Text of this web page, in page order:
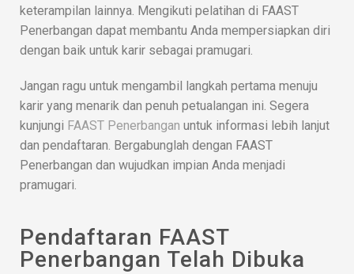
keterampilan lainnya. Mengikuti pelatihan di FAAST
Penerbangan dapat membantu Anda mempersiapkan diri
dengan baik untuk karir sebagai pramugari.
Jangan ragu untuk mengambil langkah pertama menuju
karir yang menarik dan penuh petualangan ini. Segera
kunjungi FAAST Penerbangan untuk informasi lebih lanjut
dan pendaftaran. Bergabunglah dengan FAAST
Penerbangan dan wujudkan impian Anda menjadi
pramugari.
Pendaftaran FAAST
Penerbangan Telah Dibuka